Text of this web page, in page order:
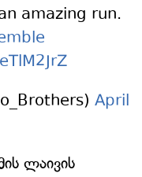
amazing run.
April
ლაივის